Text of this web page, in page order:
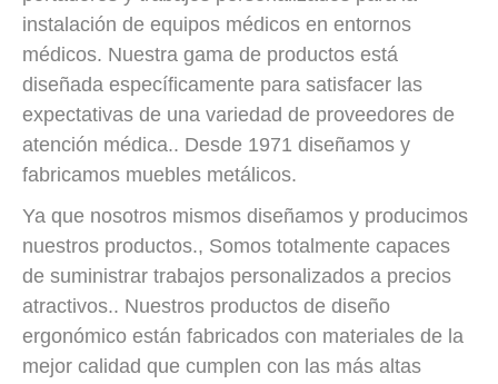
instalación de equipos médicos en entornos
médicos. Nuestra gama de productos está
diseñada específicamente para satisfacer las
expectativas de una variedad de proveedores de
atención médica.. Desde 1971 diseñamos y
fabricamos muebles metálicos.
Ya que nosotros mismos diseñamos y producimos
nuestros productos., Somos totalmente capaces
de suministrar trabajos personalizados a precios
atractivos.. Nuestros productos de diseño
ergonómico están fabricados con materiales de la
mejor calidad que cumplen con las más altas